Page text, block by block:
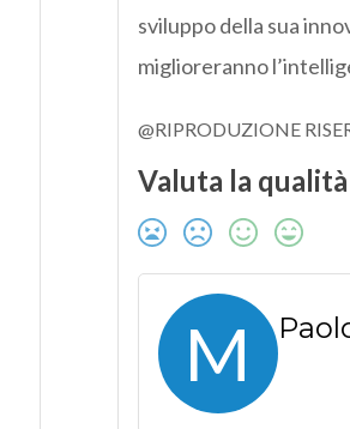
sviluppo della sua
miglioreranno
@RIPRODUZIONE
Valuta la
M